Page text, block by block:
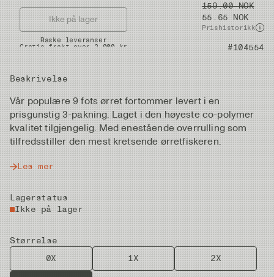
Pris
159.00 NOK
55.65 NOK
Prishistorikk
Artikkelnummer #104554
Beskrivelse
Vår populære 9 fots ørret fortommer levert i en
prisgunstig 3-pakning. Laget i den høyeste co-polymer
kvalitet tilgjengelig. Med enestående overrulling som
tilfredsstiller den mest kretsende ørretfiskeren.
Les mer
Lagerstatus
Ikke på lager
Størrelse
0X
1X 2X
Ikke på lager
Raske leveranser
Gratis frakt over 2.000 kr